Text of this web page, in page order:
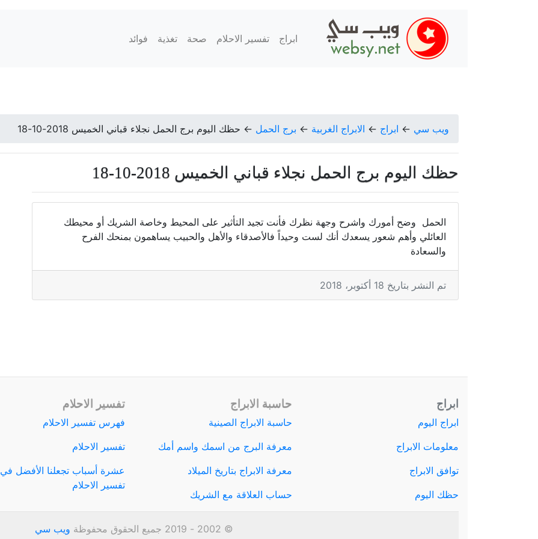
ابراج تفسير الاحلام صحة تغذية فوائد
ويب سي ← ابراج ← الابراج الغربية ← برج الحمل ← حظك اليوم برج الحمل نجلاء قباني الخميس 2018-10-18
حظك اليوم برج الحمل نجلاء قباني الخميس 2018-10-18
الحمل وضح أمورك واشرح وجهة نظرك فأنت تجيد التأثير على المحيط وخاصة الشريك أو محيطك
العائلي وأهم شعور يسعدك أنك لست وحيداً فالأصدقاء والأهل والحبيب يساهمون بمنحك الفرح
والسعادة
تم النشر بتاريخ 18 أكتوبر، 2018
ابراج
ابراج اليوم
معلومات الابراج
توافق الابراج
حظك اليوم
حاسبة الابراج
حاسبة الابراج الصينية
معرفة البرج من اسمك واسم أمك
معرفة الابراج بتاريخ الميلاد
حساب العلاقة مع الشريك
تفسير الاحلام
فهرس تفسير الاحلام
تفسير الاحلام
عشرة أسباب تجعلنا الأفضل في
تفسير الاحلام
© 2002 - 2019 جميع الحقوق محفوظة ويب سي